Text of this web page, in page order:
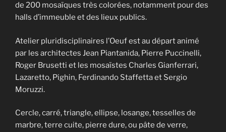
de 200 mosaïques très colorées, notamment pour des
halls d’immeuble et des lieux publics.
Atelier pluridisciplinaires l’Oeuf est au départ animé
par les architectes Jean Piantanida, Pierre Puccinelli,
Roger Brusetti et les mosaïstes Charles Gianferrari,
Lazaretto, Pighin, Ferdinando Staffetta et Sergio
Moruzzi.
Cercle, carré, triangle, ellipse, losange, tesselles de
marbre, terre cuite, pierre dure, ou pâte de verre,